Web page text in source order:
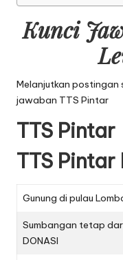
Kunci
Melanjutkan postingan
jawaban TTS Pintar
TTS Pintar
TTS
Gunung di pulau
Sumbangan tetap
DONASI